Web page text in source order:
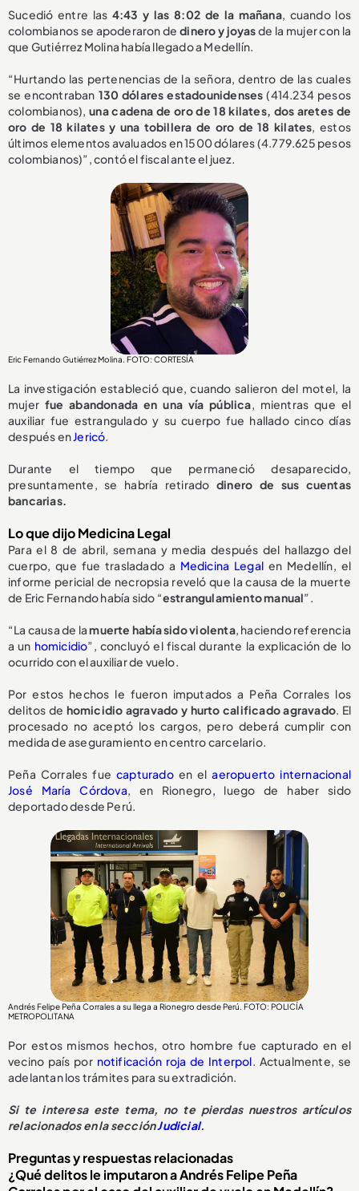
Sucedió entre las 4:43 y las 8:02 de la mañana, cuando los
colombianos se apoderaron dedinero y joyasde la mujer con la
que Gutiérrez Molina había llegado a Medellín.
“Hurtando las pertenencias de la señora, dentro de las cuales
se encontraban 130 dólares estadounidenses (414.234 pesos
colombianos),una cadena de oro de 18 kilates, dos aretes de
oro de 18 kilates y una tobillera de oro de 18 kilates, estos
últimos elementos avaluados en 1500 dólares (4.779.625 pesos
colombianos)”, contó el fiscal ante el juez.
Eric Fernando Gutiérrez Molina. FOTO: CORTESÍA
La investigación estableció que, cuando salieron del motel, la
mujer fue abandonada en una vía pública, mientras que el
auxiliar fue estrangulado y su cuerpo fue hallado cinco días
después enJericó.
Durante el tiempo que permaneció desaparecido,
presuntamente, se habría retirado dinero de sus cuentas
bancarias.
Lo que dijo Medicina Legal
Para el 8 de abril, semana y media después del hallazgo del
cuerpo, que fue trasladado a Medicina Legal en Medellín, el
informe pericial de necropsia reveló que la causa de la muerte
de Eric Fernando había sido “estrangulamiento manual”.
“La causa de lamuerte había sido violenta, haciendo referencia
a un homicidio”, concluyó el fiscal durante la explicación de lo
ocurrido con el auxiliar de vuelo.
Por estos hechos le fueron imputados a Peña Corrales los
delitos de homicidio agravado y hurto calificado agravado. El
procesado no aceptó los cargos, pero deberá cumplir con
medida de aseguramiento en centro carcelario.
Peña Corrales fue capturadoen elaeropuerto internacional
José María Córdova, en Rionegro, luego de haber sido
deportado desde Perú.
Andrés Felipe Peña Corrales a su llega a Rionegro desde Perú. FOTO: POLICÍA
METROPOLITANA
Por estos mismos hechos, otro hombre fue capturado en el
vecino país por notificación roja de Interpol. Actualmente, se
adelantan los trámites para su extradición.
Si te interesa este tema, no te pierdas nuestros artículos
relacionados en la secciónJudicial.
Preguntas y respuestas relacionadas
¿Qué delitos le imputaron a Andrés Felipe Peña